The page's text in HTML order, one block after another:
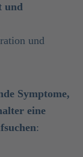
und
und
Symptome,
eine
: